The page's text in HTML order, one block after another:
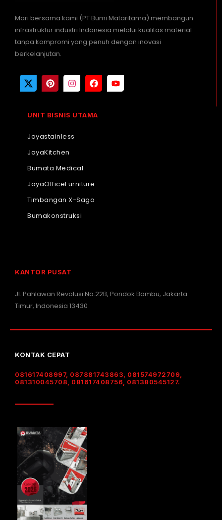
Mari bersama kami (PT Bumi Mataritama) membangun
infrastruktur industri Indonesia melalui kualitas material
tanpa kompromi yang penuh dengan inovasi
berkelanjutan.
UNIT BISNIS UTAMA
Jayastainless
JayaKitchen
Bumata Medical
JayaOfficeFurniture
Timbangan X-Sago
Bumakonstruksi
KANTOR PUSAT
Jl. Pahlawan Revolusi No.22B, Pondok Bambu, Jakarta
Timur, Indonesia 13430
KONTAK CEPAT
081617408997, 087881743863, 081574972709,
081310045708, 081617408756, 081380545127.